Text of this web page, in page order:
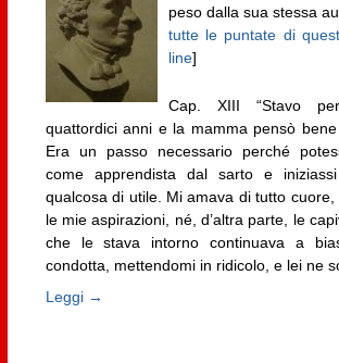
peso dalla sua stessa
tutte le puntate di
line]
Cap. XIII “Stavo
quattordici anni e la mamma pensò bene
Era un passo necessario perché
come apprendista dal sarto e
qualcosa di utile. Mi amava di tutto cuore,
le mie aspirazioni, né, d’altra parte, le
che le stava intorno continuava a
condotta, mettendomi in ridicolo, e lei ne
Leggi →